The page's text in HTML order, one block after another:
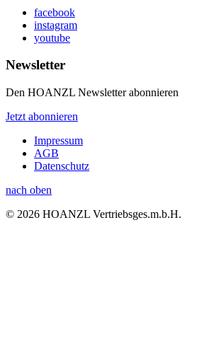
facebook
instagram
youtube
Newsletter
Den HOANZL Newsletter abonnieren
Jetzt abonnieren
Impressum
AGB
Datenschutz
nach oben
© 2026 HOANZL Vertriebsges.m.b.H.